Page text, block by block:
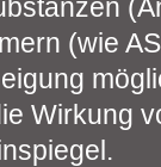
(wie
Wirkung